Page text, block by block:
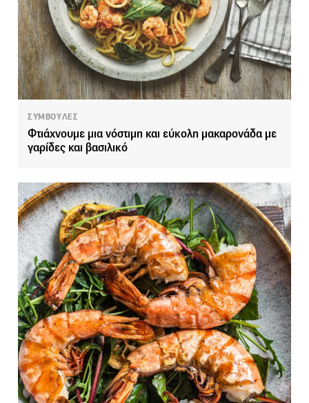
ΣΥΜΒΟΥΛΕΣ
Φτιάχνουμε μια νόστιμη και εύκολη μακαρονάδα με
γαρίδες και βασιλικό